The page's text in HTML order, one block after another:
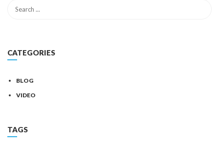
CATEGORIES
BLOG
VIDEO
TAGS